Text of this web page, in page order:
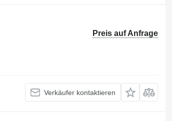
Preis auf Anfrage
Verkäufer kontaktieren